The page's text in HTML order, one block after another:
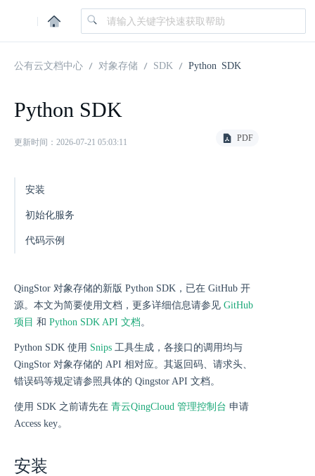
|
公有云文档中心 对象存储 SDK Python SDK
Python SDK
更新时间：2026-07-21 05:03:11 PDF
安装
初始化服务
代码示例
QingStor 对象存储的新版 Python SDK，已在 GitHub 开
源。本文为简要使用文档，更多详细信息请参见 GitHub
项目 和 Python SDK API 文档。
Python SDK 使用 Snips 工具生成，各接口的调用均与
QingStor 对象存储的 API 相对应。其返回码、请求头、
错误码等规定请参照具体的 Qingstor API 文档。
使用 SDK 之前请先在 青云QingCloud 管理控制台 申请
Access key。
安装